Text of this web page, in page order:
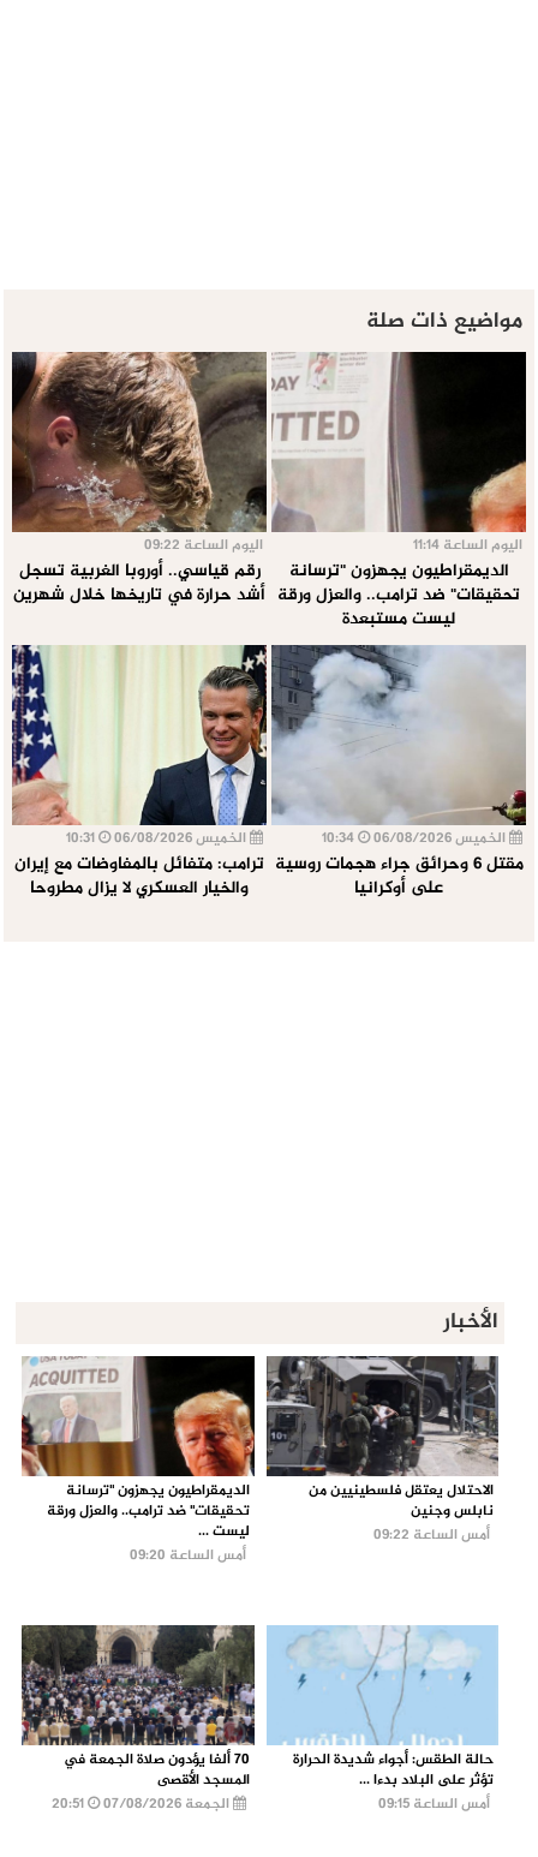
مواضيع ذات صلة
اليوم الساعة 11:14
الديمقراطيون يجهزون "ترسانة
تحقيقات" ضد ترامب.. والعزل ورقة
ليست مستبعدة
اليوم الساعة 09:22
رقم قياسي.. أوروبا الغربية تسجل
أشد حرارة في تاريخها خلال شهرين
الخميس 06/08/2026
مقتل 6 وحرائق جراء هجمات روسية
على أوكرانيا
الخميس 06/08/2026
ترامب: متفائل بالمفاوضات مع إيران
والخيار العسكري لا يزال مطروحا
الأخبار
الاحتلال يعتقل فلسطينيين من
نابلس وجنين
أمس الساعة 09:22
الديمقراطيون يجهزون "ترسانة
تحقيقات" ضد ترامب.. والعزل ورقة
ليست ...
أمس الساعة 09:20
حالة الطقس: أجواء شديدة الحرارة
تؤثر على البلاد بدءا ...
أمس الساعة 09:15
70 ألفا يؤدون صلاة الجمعة في
المسجد الأقصى
الجمعة 07/08/2026
20:51